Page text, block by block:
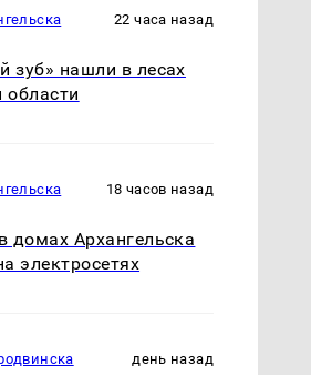
22 часа назад
зуб» нашли в лесах
области
18 часов назад
домах Архангельска
электросетях
день назад